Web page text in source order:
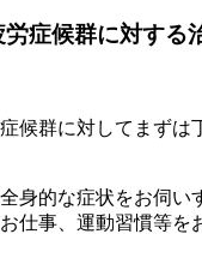
症候群に対する
候群に対してまずは
身的な症状をお伺い
仕事、運動習慣等を